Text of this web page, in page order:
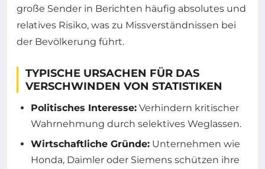
große Sender in Berichten häufig absolutes und
relatives Risiko, was zu Missverständnissen bei
der Bevölkerung führt.
TYPISCHE URSACHEN FÜR DAS
VERSCHWINDEN VON STATISTIKEN
Politisches Interesse: Verhindern kritischer
Wahrnehmung durch selektives Weglassen.
Wirtschaftliche Gründe: Unternehmen wie
Honda, Daimler oder Siemens schützen ihre